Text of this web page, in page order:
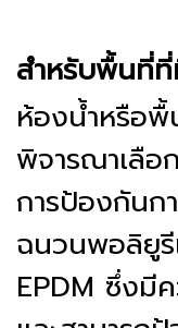
สำหรับพื้นที่
ห้องน้ำหรือ
พิจารณาเลื
การป้องกันก
ฉนวนพอลิยู
EPDM ซึ่งมี